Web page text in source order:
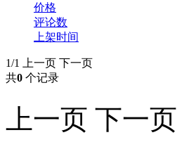
价格
评论数
上架时间
1/1 上一页 下一页
共0 个记录
上一页 下一页